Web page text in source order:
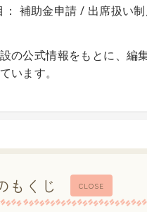
： 補助金申請 / 出席扱い
の公式情報をもとに、編
います。
CLOSE
もくじ